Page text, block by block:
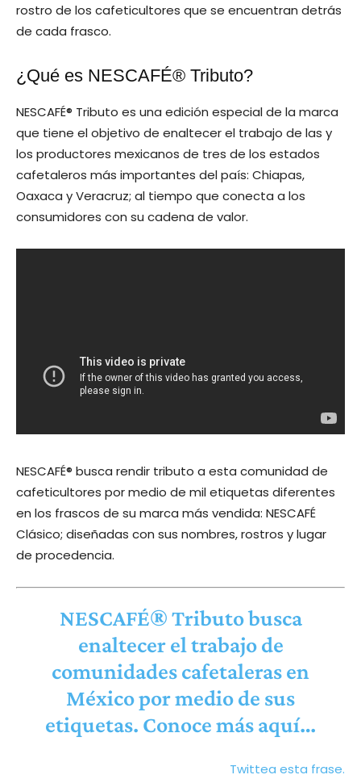
rostro de los cafeticultores que se encuentran detrás
de cada frasco.
¿Qué es NESCAFÉ® Tributo?
NESCAFÉ® Tributo es una edición especial de la marca
que tiene el objetivo de enaltecer el trabajo de las y
los productores mexicanos de tres de los estados
cafetaleros más importantes del país: Chiapas,
Oaxaca y Veracruz; al tiempo que conecta a los
consumidores con su cadena de valor.
NESCAFÉ® busca rendir tributo a esta comunidad de
cafeticultores por medio de mil etiquetas diferentes
en los frascos de su marca más vendida: NESCAFÉ
Clásico; diseñadas con sus nombres, rostros y lugar
de procedencia.
NESCAFÉ® Tributo busca
enaltecer el trabajo de
comunidades cafetaleras en
México por medio de sus
etiquetas. Conoce más aquí…
Twittea esta frase.